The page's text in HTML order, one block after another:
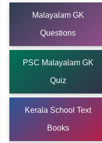
Malayalam GK
Questions
PSC Malayalam GK
Quiz
Kerala School Text
Books